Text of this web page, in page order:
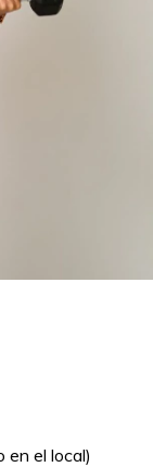
en el local)